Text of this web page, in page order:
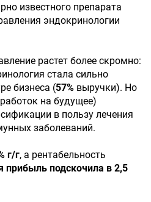
известного препарата
эндокринологии
растет более скромно:
стала сильно
бизнеса (57% выручки). Но
на будущее)
в пользу лечения
заболеваний.
г/г, а рентабельность
прибыль подскочила в 2,5